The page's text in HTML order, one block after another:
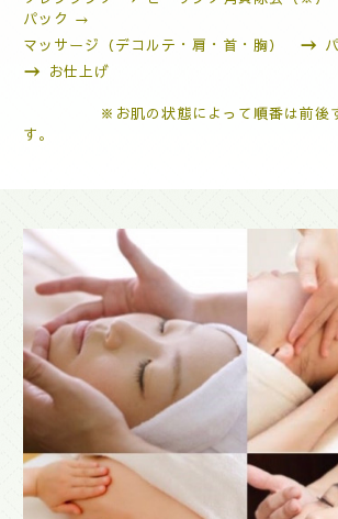
パック →
マッサージ（デコルテ・肩・首・胸） →
→ お仕上げ
※お肌の状態によって順番は前後す
す。